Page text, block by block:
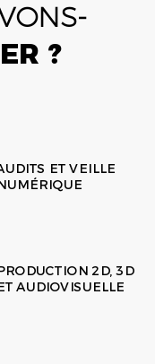
?
ET VEILLE
2D, 3D
AUDIOVISUELLE